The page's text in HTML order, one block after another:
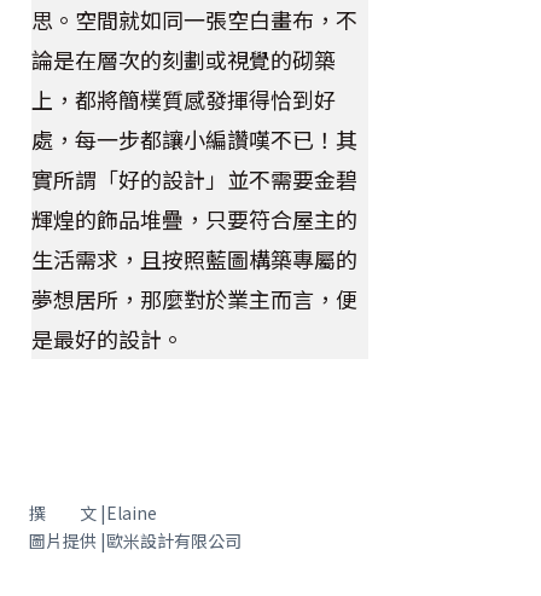
思。空間就如同一張空白畫布，不
論是在層次的刻劃或視覺的砌築
上，都將簡樸質感發揮得恰到好
處，每一步都讓小編讚嘆不已！其
實所謂「好的設計」並不需要金碧
輝煌的飾品堆疊，只要符合屋主的
生活需求，且按照藍圖構築專屬的
夢想居所，那麼對於業主而言，便
是最好的設計。
撰 文 |Elaine
圖片提供 |歐米設計有限公司